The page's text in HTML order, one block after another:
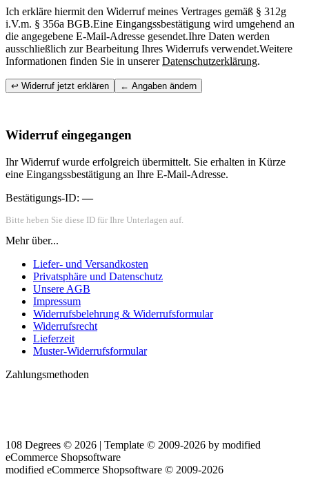
Ich erkläre hiermit den Widerruf meines Vertrages gemäß § 312g
i.V.m. § 356a BGB.Eine Eingangssbestätigung wird umgehend an
die angegebene E-Mail-Adresse gesendet.Ihre Daten werden
ausschließlich zur Bearbeitung Ihres Widerrufs verwendet.Weitere
Informationen finden Sie in unsererDatenschutzerklärung.
↩ Widerruf jetzt erklären ← Angaben ändern
Widerruf eingegangen
Ihr Widerruf wurde erfolgreich übermittelt. Sie erhalten in Kürze
eine Eingangssbestätigung an Ihre E-Mail-Adresse.
Bestätigungs-ID:—
Bitte heben Sie diese ID für Ihre Unterlagen auf.
Mehr über...
Liefer- und Versandkosten
Privatsphäre und Datenschutz
Unsere AGB
Impressum
Widerrufsbelehrung & Widerrufsformular
Widerrufsrecht
Lieferzeit
Muster-Widerrufsformular
Zahlungsmethoden
108 Degrees © 2026 | Template © 2009-2026 by modified
eCommerce Shopsoftware
modified eCommerce Shopsoftware © 2009-2026